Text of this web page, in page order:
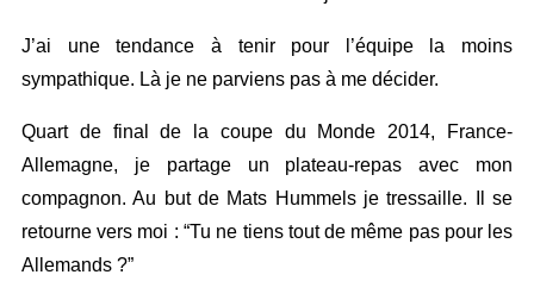
J’ai une tendance à tenir pour l’équipe la moins
sympathique. Là je ne parviens pas à me décider.
Quart de final de la coupe du Monde 2014, France-
Allemagne, je partage un plateau-repas avec mon
compagnon. Au but de Mats Hummels je tressaille. Il se
retourne vers moi : “Tu ne tiens tout de même pas pour les
Allemands ?”